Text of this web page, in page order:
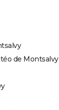
de Montsalvy